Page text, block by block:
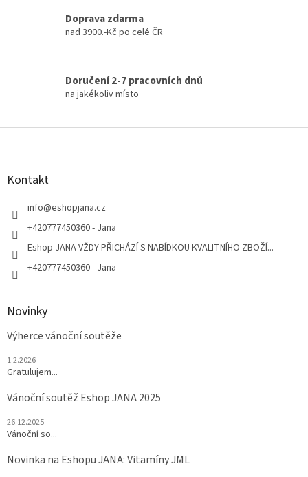
Doprava zdarma
nad 3900.-Kč po celé ČR
Doručení 2-7 pracovních dnů
na jakékoliv místo
Z
Kontakt
info@eshopjana.cz
+420777450360 - Jana
Eshop JANA VŽDY PŘICHÁZÍ S NABÍDKOU KVALITNÍHO ZBOŽÍ...
+420777450360 - Jana
Novinky
Výherce vánoční soutěže
1.2.2026
Gratulujem...
Vánoční soutěž Eshop JANA 2025
26.12.2025
Vánoční so...
Novinka na Eshopu JANA: Vitamíny JML